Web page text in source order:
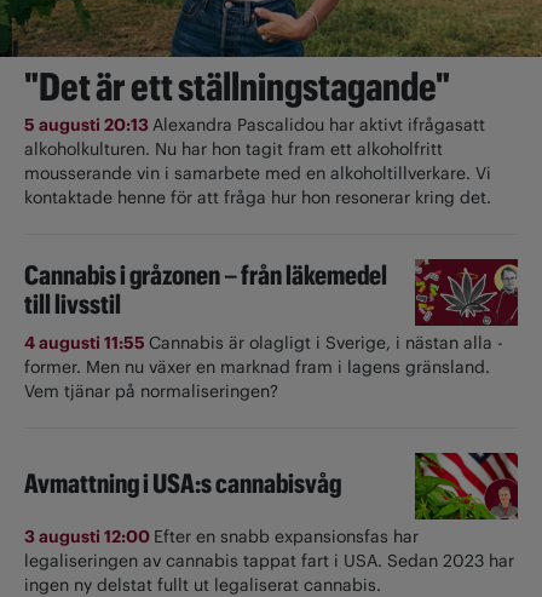
"Det är ett ställningstagande"
5 augusti 20:13Alexandra Pascalidou har aktivt ifrågasatt
alkoholkulturen. Nu har hon tagit fram ett alkoholfritt
mousserande vin i samarbete med en alkoholtillverkare. Vi
kontaktade henne för att fråga hur hon resonerar kring det.
Cannabis i gråzonen – från läkemedel
till livsstil
4 augusti 11:55 Cannabis är olagligt i ­Sverige, i nästan alla ­
former. Men nu växer en marknad fram i lagens gränsland.
Vem tjänar på normaliseringen?
Avmattning i USA:s cannabisvåg
3 augusti 12:00 Efter en snabb expansionsfas har
legaliseringen av cannabis tappat fart i USA. Sedan 2023 har
ingen ny delstat fullt ut ­legaliserat cannabis.